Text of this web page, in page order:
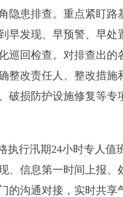
隐患排查。重点紧盯路
发现、早预警、早处
巡回检查。对排查出的
整改责任人、整改措施
破损防护设施修复等专
行汛期24小时专人值
、信息第一时间上报、
的沟通对接，实时共享